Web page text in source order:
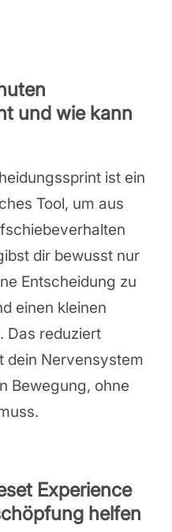
und wie kann
ist ein
Tool, um aus
dir bewusst nur
Entscheidung zu
einen kleinen
Das reduziert
dein Nervensystem
Bewegung, ohne
Experience
helfen